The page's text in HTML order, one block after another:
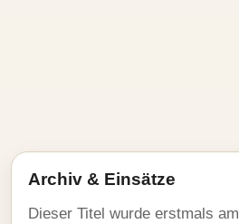
Archiv & Einsätze
Dieser Titel wurde erstmals am